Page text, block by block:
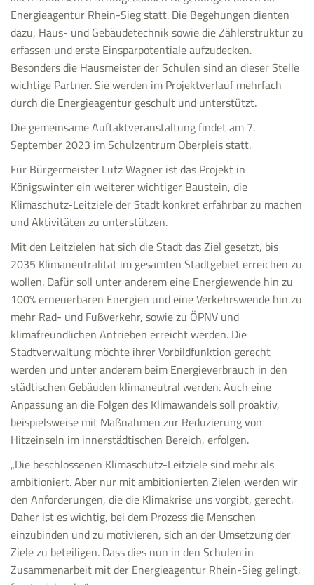
Energieagentur Rhein-Sieg statt. Die Begehungen dienten
dazu, Haus- und Gebäudetechnik sowie die Zählerstruktur zu
erfassen und erste Einsparpotentiale aufzudecken.
Besonders die Hausmeister der Schulen sind an dieser Stelle
wichtige Partner. Sie werden im Projektverlauf mehrfach
durch die Energieagentur geschult und unterstützt.
Die gemeinsame Auftaktveranstaltung findet am 7.
September 2023 im Schulzentrum Oberpleis statt.
Für Bürgermeister Lutz Wagner ist das Projekt in
Königswinter ein weiterer wichtiger Baustein, die
Klimaschutz-Leitziele der Stadt konkret erfahrbar zu machen
und Aktivitäten zu unterstützen.
Mit den Leitzielen hat sich die Stadt das Ziel gesetzt, bis
2035 Klimaneutralität im gesamten Stadtgebiet erreichen zu
wollen. Dafür soll unter anderem eine Energiewende hin zu
100% erneuerbaren Energien und eine Verkehrswende hin zu
mehr Rad- und Fußverkehr, sowie zu ÖPNV und
klimafreundlichen Antrieben erreicht werden. Die
Stadtverwaltung möchte ihrer Vorbildfunktion gerecht
werden und unter anderem beim Energieverbrauch in den
städtischen Gebäuden klimaneutral werden. Auch eine
Anpassung an die Folgen des Klimawandels soll proaktiv,
beispielsweise mit Maßnahmen zur Reduzierung von
Hitzeinseln im innerstädtischen Bereich, erfolgen.
„Die beschlossenen Klimaschutz-Leitziele sind mehr als
ambitioniert. Aber nur mit ambitionierten Zielen werden wir
den Anforderungen, die die Klimakrise uns vorgibt, gerecht.
Daher ist es wichtig, bei dem Prozess die Menschen
einzubinden und zu motivieren, sich an der Umsetzung der
Ziele zu beteiligen. Dass dies nun in den Schulen in
Zusammenarbeit mit der Energieagentur Rhein-Sieg gelingt,